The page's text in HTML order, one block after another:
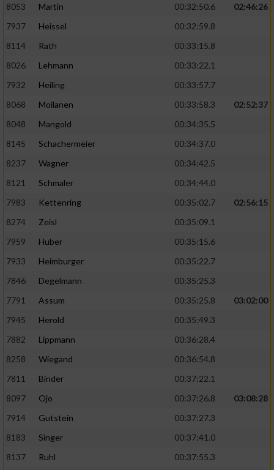
8053
Martin 00:32:50.6
02:46:26
7937
Heissel
00:32:59.8
8114
Rath
00:33:15.8
8026
Lehmann
00:33:22.1
7932
Heiling
00:33:57.7
8068
Moilanen 00:33:58.3
02:52:37
8048
Mangold
00:34:35.5
8145
Schachermeier
00:34:37.0
8237
Wagner
00:34:42.5
8121
Schmaler
00:34:44.0
7983
Kettenring 00:35:02.7
02:56:15
8274
Zeisl
00:35:09.1
7959
Huber
00:35:15.6
7933
Heimburger
00:35:22.7
7846
Degelmann
00:35:25.3
7791
Assum 00:35:25.8
03:02:00
7945
Herold
00:35:49.3
7882
Lippmann
00:36:28.4
8258
Wiegand
00:36:54.8
7811
Binder
00:37:22.1
8097
Ojo 00:37:26.8
03:08:28
7914
Gutstein
00:37:27.3
8183
Singer
00:37:41.0
8137
Ruhl
00:37:55.3